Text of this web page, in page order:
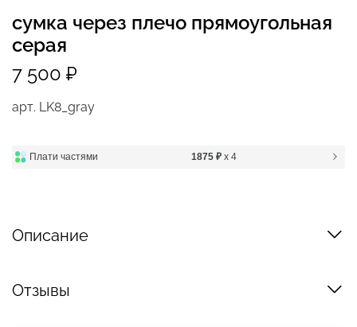
арт. LK8_gray
cумка через плечо прямоугольная
серая
7 500 ₽
Плати частями 1875 ₽ x 4
Описание
Отзывы